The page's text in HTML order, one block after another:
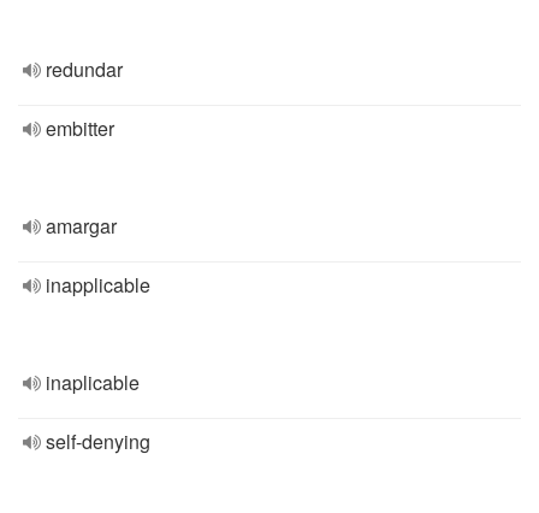
redundar
embitter
amargar
inapplicable
inaplicable
self-denying